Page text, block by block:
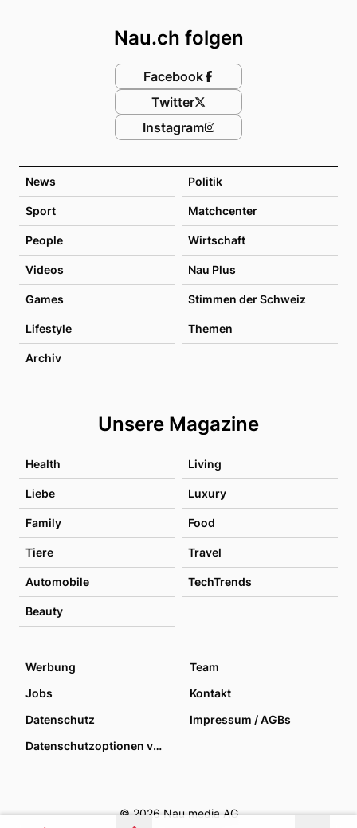
News Politik
Sport Matchcenter
People Wirtschaft
Videos Nau Plus
Games Stimmen der Schweiz
Lifestyle Themen
Archiv
Unsere Magazine
Health Living
Liebe Luxury
Family Food
Tiere Travel
Automobile TechTrends
Beauty
Nau.ch folgen
Facebook
Twitter
Instagram
Werbung
Team
Jobs
Kontakt
Datenschutz
Impressum / AGBs
Datenschutzoptionen verwalten
© 2026 Nau media AG